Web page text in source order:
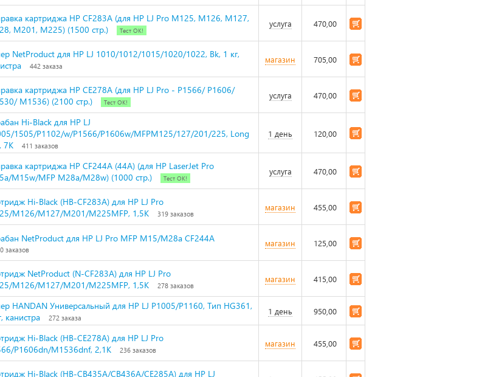
картриджа HP CF283A (для HP LJ Pro M125, M126, M127,
M201, M225) (1500 стр.)
Тест ОК!
услуга 470,00
NetProduct для HP LJ 1010/1012/1015/1020/1022, Bk, 1 кг,
442 заказа
магазин 705,00
картриджа HP CE278A (для HP LJ Pro - P1566/ P1606/
M1536) (2100 стр.)
Тест ОК!
услуга 470,00
Hi-Black для HP LJ
1505/P1102/w/P1566/P1606w/MFPM125/127/201/225, Long
7K
411 заказов
1 день 120,00
картриджа HP CF244A (44A) (для HP LaserJet Pro
M15w/MFP M28a/M28w) (1000 стр.)
Тест ОК!
услуга 470,00
Hi-Black (HB-CF283A) для HP LJ Pro
M126/M127/M201/M225MFP, 1,5K
319 заказов
магазин 455,00
NetProduct для HP LJ Pro MFP M15/M28a CF244A
заказов
магазин 125,00
NetProduct (N-CF283A) для HP LJ Pro
M126/M127/M201/M225MFP, 1,5K
278 заказов
магазин 415,00
HANDAN Универсальный для HP LJ P1005/P1160, Тип HG361,
канистра
272 заказа
1 день 950,00
Hi-Black (HB-CE278A) для HP LJ Pro
P1606dn/M1536dnf, 2,1K
236 заказов
магазин 455,00
Hi-Black (HB-CB435A/CB436A/CE285A) для HP LJ